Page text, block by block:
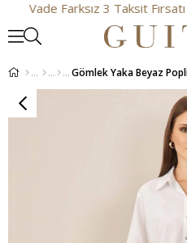
Farksız 3 Taksit Fırsatı
Gömlek Yaka Beyaz